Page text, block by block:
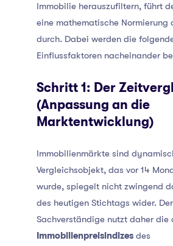
Immobilie herauszufiltern, führt
eine mathematische Normierung
durch. Dabei werden die
Einflussfaktoren nacheinander
Schritt 1: Der
(Anpassung an die
Marktentwicklung)
Immobilienmärkte sind
Vergleichsobjekt, das vor 14
wurde, spiegelt nicht zwingend
des heutigen Stichtags wider. Der
Sachverständige nutzt daher die
Immobilienpreisindizes des